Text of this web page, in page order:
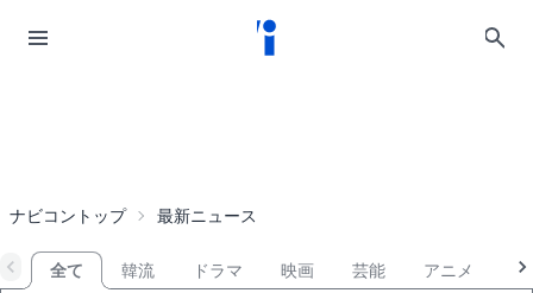
ナビコントップ 最新ニュース
全て 韓流 ドラマ 映画 芸能 アニメ